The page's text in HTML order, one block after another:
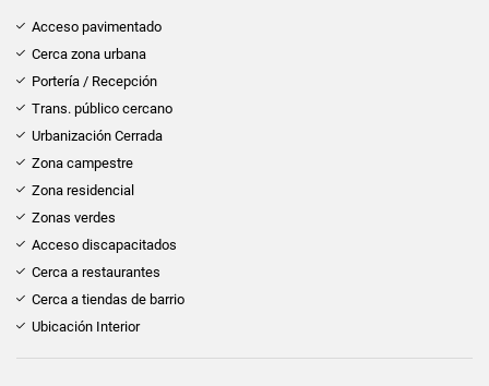
Acceso pavimentado
Cerca zona urbana
Portería / Recepción
Trans. público cercano
Urbanización Cerrada
Zona campestre
Zona residencial
Zonas verdes
Acceso discapacitados
Cerca a restaurantes
Cerca a tiendas de barrio
Ubicación Interior